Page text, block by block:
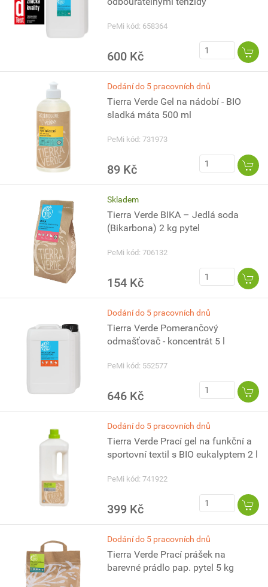
PeMi kód: 658364
600 Kč
Dodání do 5 pracovních dnů
Tierra Verde Gel na nádobí - BIO
sladká máta 500 ml
PeMi kód: 731973
89 Kč
Skladem
Tierra Verde BIKA – Jedlá soda
(Bikarbona) 2 kg pytel
PeMi kód: 706132
154 Kč
Dodání do 5 pracovních dnů
Tierra Verde Pomerančový
odmašťovač - koncentrát 5 l
PeMi kód: 552577
646 Kč
Dodání do 5 pracovních dnů
Tierra Verde Prací gel na funkční a
sportovní textil s BIO eukalyptem 2 l
PeMi kód: 741922
399 Kč
Dodání do 5 pracovních dnů
Tierra Verde Prací prášek na
barevné prádlo pap. pytel 5 kg